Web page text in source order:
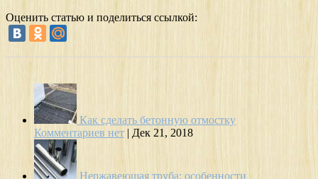
Оценить статью и поделиться ссылкой:
Как сделать бетонную отмостку
Комментариев нет | Дек 21, 2018
Нержавеющая труба: особенности